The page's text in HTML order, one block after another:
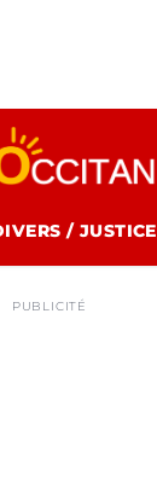
/ JUSTICE
PUBLICITÉ